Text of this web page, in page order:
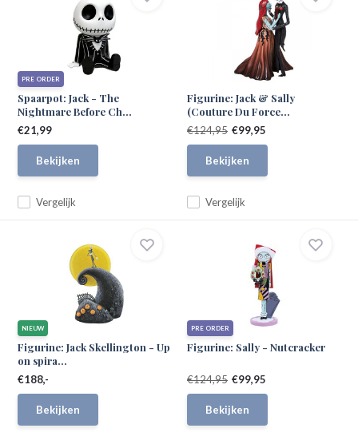
PRE ORDER
Spaarpot: Jack - The
Nightmare Before Ch...
Vergelijk
€21,99
Bekijken
Figurine: Jack & Sally
(Couture Du Force...
Vergelijk
€124,95 €99,95
Bekijken
NIEUW
Figurine: Jack Skellington - Up
on spira...
€188,-
Bekijken
PRE ORDER
Figurine: Sally - Nutcracker
€124,95 €99,95
Bekijken